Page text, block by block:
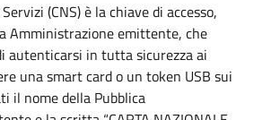
(CNS) è la chiave di accesso,
Amministrazione emittente, che
autenticarsi in tutta sicurezza ai
una smart card o un token USB sui
il nome della Pubblica